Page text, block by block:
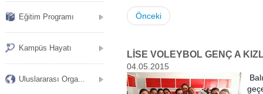
Eğitim Programı
Kampüs Hayatı
Uluslararası Orga...
Önceki
LİSE VOLEYBOL GENÇ A
04.05.2015